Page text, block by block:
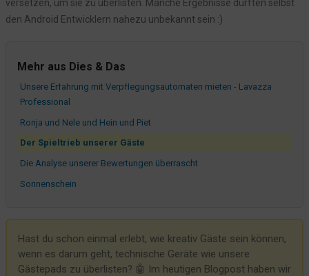
versetzen, um sie zu überlisten. Manche Ergebnisse dürften selbst
den Android Entwicklern nahezu unbekannt sein :)
Mehr aus Dies & Das
Nutzerorientiert mit einem Hauch überflüssigem Schnickschnack
Wo sind die Kugelschreiber?
Der Garten, die Zäune und die Hunde
Unsere Erfahrung mit Verpflegungsautomaten mieten - Lavazza
Professional
Ronja und Nele und Hein und Piet
Der Spieltrieb unserer Gäste
Die Analyse unserer Bewertungen überrascht
Sonnenschein
Eon, das Inkasso und die Wand
Die Sache mit den Thermobechern
Hast du schon einmal erlebt, wie kreativ Gäste sein können,
wenn es darum geht, technische Geräte wie unsere
Gästepads zu überlisten? 🤖 Im heutigen Blogpost haben wir